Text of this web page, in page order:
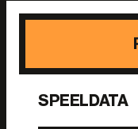
SPEELDATA